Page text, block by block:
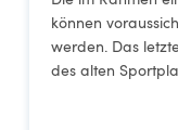
können
werden. Das
des alten